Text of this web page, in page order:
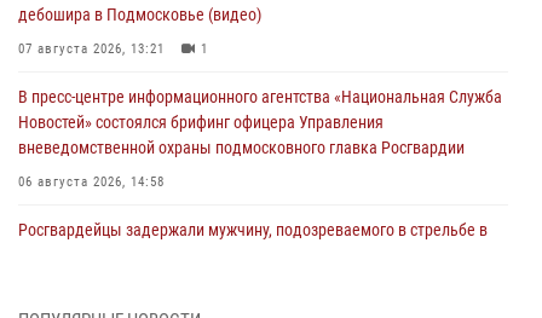
дебошира в Подмосковье (видео)
07 августа 2026, 13:21 1
В пресс-центре информационного агентства «Национальная Служба
Новостей» состоялся брифинг офицера Управления
вневедомственной охраны подмосковного главка Росгвардии
06 августа 2026, 14:58
Росгвардейцы задержали мужчину, подозреваемого в стрельбе в